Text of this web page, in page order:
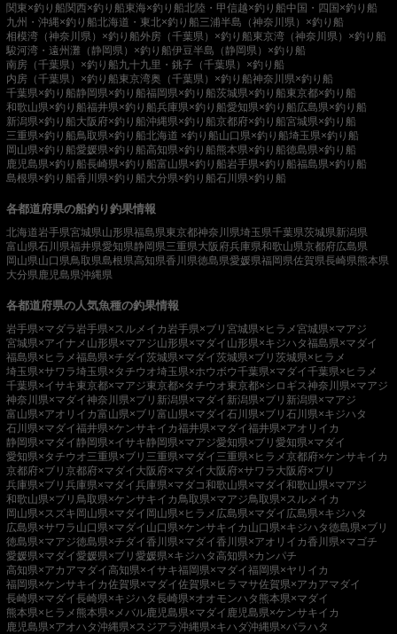
関東×釣り船関西×釣り船東海×釣り船北陸・甲信越×釣り船中国・四国×釣り船
九州・沖縄×釣り船北海道・東北×釣り船三浦半島（神奈川県）×釣り船
相模湾（神奈川県）×釣り船外房（千葉県）×釣り船東京湾（神奈川県）×釣り船
駿河湾・遠州灘（静岡県）×釣り船伊豆半島（静岡県）×釣り船
南房（千葉県）×釣り船九十九里・銚子（千葉県）×釣り船
内房（千葉県）×釣り船東京湾奥（千葉県）×釣り船神奈川県×釣り船
千葉県×釣り船静岡県×釣り船福岡県×釣り船茨城県×釣り船東京都×釣り船
和歌山県×釣り船福井県×釣り船兵庫県×釣り船愛知県×釣り船広島県×釣り船
新潟県×釣り船大阪府×釣り船沖縄県×釣り船京都府×釣り船宮城県×釣り船
三重県×釣り船鳥取県×釣り船北海道 ×釣り船山口県×釣り船埼玉県×釣り船
岡山県×釣り船愛媛県×釣り船高知県×釣り船熊本県×釣り船徳島県×釣り船
鹿児島県×釣り船長崎県×釣り船富山県×釣り船岩手県×釣り船福島県×釣り船
島根県×釣り船香川県×釣り船大分県×釣り船石川県×釣り船
各都道府県の船釣り釣果情報
北海道岩手県宮城県山形県福島県東京都神奈川県埼玉県千葉県茨城県新潟県
富山県石川県福井県愛知県静岡県三重県大阪府兵庫県和歌山県京都府広島県
岡山県山口県鳥取県島根県高知県香川県徳島県愛媛県福岡県佐賀県長崎県熊本県
大分県 鹿児島県沖縄県
各都道府県の人気魚種の釣果情報
岩手県×マダラ 岩手県×スルメイカ 岩手県×ブリ 宮城県×ヒラメ宮城県×マアジ
宮城県×アイナメ 山形県×マアジ山形県×マダイ 山形県×キジハタ福島県×マダイ
福島県×ヒラメ福島県×チダイ茨城県×マダイ茨城県×ブリ 茨城県×ヒラメ
埼玉県×サワラ埼玉県×タチウオ埼玉県×ホウボウ千葉県×マダイ千葉県×ヒラメ
千葉県×イサキ東京都×マアジ東京都×タチウオ東京都×シロギス神奈川県×マアジ
神奈川県×マダイ神奈川県×ブリ 新潟県×マダイ 新潟県×ブリ 新潟県×マアジ
富山県×アオリイカ富山県×ブリ 富山県×マダイ石川県×ブリ 石川県×キジハタ
石川県×マダイ福井県×ケンサキイカ福井県×マダイ福井県×アオリイカ
静岡県×マダイ静岡県×イサキ静岡県×マアジ愛知県×ブリ 愛知県×マダイ
愛知県×タチウオ三重県×ブリ 三重県×マダイ 三重県×ヒラメ京都府×ケンサキイカ
京都府×ブリ 京都府×マダイ 大阪府×マダイ 大阪府×サワラ 大阪府×ブリ
兵庫県×ブリ 兵庫県×マダイ兵庫県×マダコ和歌山県×マダイ和歌山県×マアジ
和歌山県×ブリ 鳥取県×ケンサキイカ 鳥取県×マアジ鳥取県×スルメイカ
岡山県×スズキ岡山県×マダイ 岡山県×ヒラメ 広島県×マダイ 広島県×キジハタ
広島県×サワラ 山口県×マダイ 山口県×ケンサキイカ 山口県×キジハタ徳島県×ブリ
徳島県×マアジ徳島県×チダイ香川県×マダイ香川県×アオリイカ香川県×マゴチ
愛媛県×マダイ愛媛県×ブリ 愛媛県×キジハタ高知県×カンパチ
高知県×アカアマダイ高知県×イサキ福岡県×マダイ福岡県×ヤリイカ
福岡県×ケンサキイカ佐賀県×マダイ佐賀県×ヒラマサ佐賀県×アカアマダイ
長崎県×マダイ長崎県×キジハタ長崎県×オオモンハタ 熊本県×マダイ
熊本県×ヒラメ 熊本県×メバル鹿児島県×マダイ 鹿児島県×ケンサキイカ
鹿児島県×アオハタ沖縄県×スジアラ沖縄県×キハダ沖縄県×バラハタ